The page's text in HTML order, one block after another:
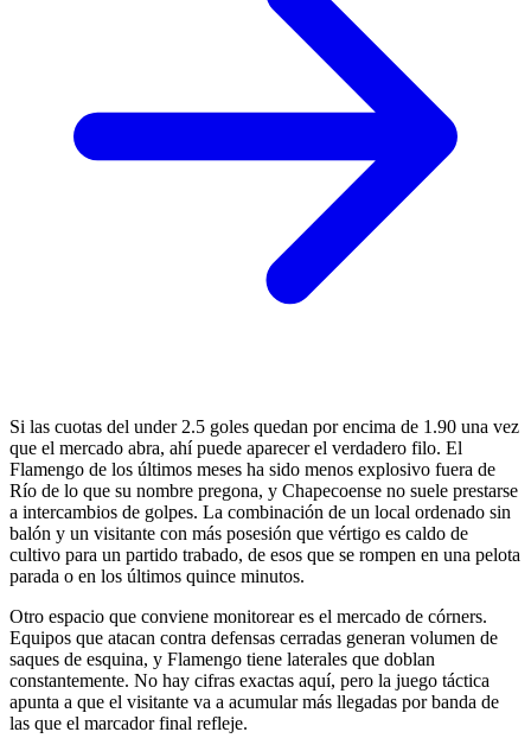
Si las cuotas del under 2.5 goles quedan por encima de 1.90 una vez
que el mercado abra, ahí puede aparecer el verdadero filo. El
Flamengo de los últimos meses ha sido menos explosivo fuera de
Río de lo que su nombre pregona, y Chapecoense no suele prestarse
a intercambios de golpes. La combinación de un local ordenado sin
balón y un visitante con más posesión que vértigo es caldo de
cultivo para un partido trabado, de esos que se rompen en una pelota
parada o en los últimos quince minutos.
Otro espacio que conviene monitorear es el mercado de córners.
Equipos que atacan contra defensas cerradas generan volumen de
saques de esquina, y Flamengo tiene laterales que doblan
constantemente. No hay cifras exactas aquí, pero la juego táctica
apunta a que el visitante va a acumular más llegadas por banda de
las que el marcador final refleje.